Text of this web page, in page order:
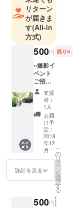
リターン
が届きま
す(All-in
方式)
500円 残り5
○撮影イ
ベント
ご招
待！！
12月8日
(土)渋谷
開催の
アイコ
ン写真
撮影会
へのご
招待 ○
お礼の
メッ
セージ&
感謝の
イベン
支援
者：
1人
お届
け予
定：
2018
年12
月
詳細を見る
こ
の
リ
タ
ー
ン
を
選
択
す
る
500円